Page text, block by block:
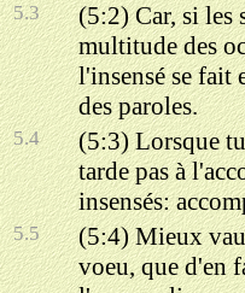
5.3
(5:2) Car, si les
multitude des
l'insensé se fait
des paroles.
5.4
(5:3) Lorsque
tarde pas à
insensés:
5.5
(5:4) Mieux
voeu, que d'en